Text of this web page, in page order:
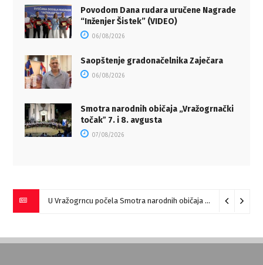
Povodom Dana rudara uručene Nagrade
“Inženjer Šistek” (VIDEO)
06/08/2026
Saopštenje gradonačelnika Zaječara
06/08/2026
Smotra narodnih običaja „Vražogrnački
točakˮ 7. i 8. avgusta
07/08/2026
U Vražogrncu počela Smotra narodnih običaja „Vražogrnački točak“